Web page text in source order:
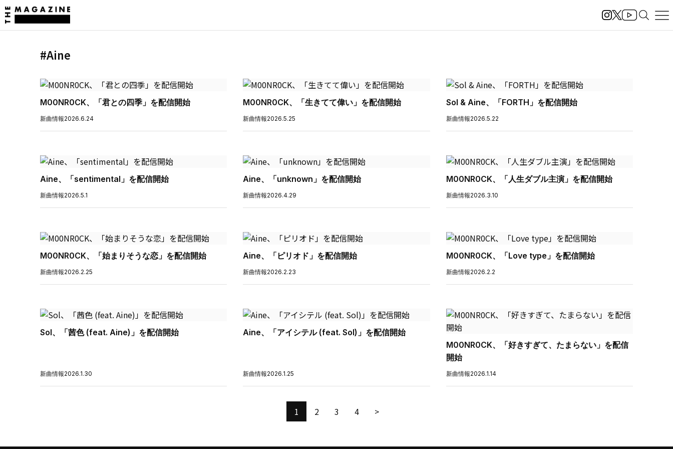
#Aine
M00NR0CK、「君との四季」を配信開始
新曲情報2026.6.24
M00NR0CK、「生きてて偉い」を配信開始
新曲情報2026.5.25
Sol & Aine、「FORTH」を配信開始
新曲情報2026.5.22
Aine、「sentimental」を配信開始
新曲情報2026.5.1
Aine、「unknown」を配信開始
新曲情報2026.4.29
M00NR0CK、「人生ダブル主演」を配信開始
新曲情報2026.3.10
M00NR0CK、「始まりそうな恋」を配信開始
新曲情報2026.2.25
Aine、「ピリオド」を配信開始
新曲情報2026.2.23
M00NR0CK、「Love type」を配信開始
新曲情報2026.2.2
Sol、「茜色 (feat. Aine)」を配信開始
新曲情報2026.1.30
Aine、「アイシテル (feat. Sol)」を配信開始
新曲情報2026.1.25
M00NR0CK、「好きすぎて、たまらない」を配信
開始
新曲情報2026.1.14
1 2 3 4 >